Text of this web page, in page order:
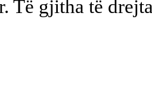
Të gjitha të